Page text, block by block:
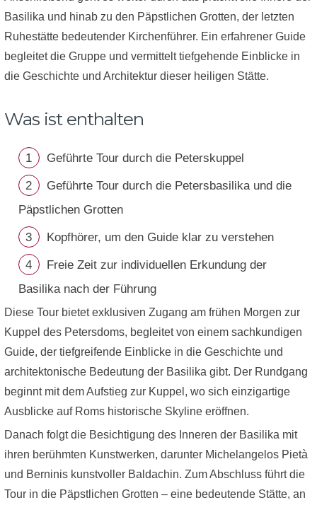
Basilika und hinab zu den Päpstlichen Grotten, der letzten
Ruhestätte bedeutender Kirchenführer. Ein erfahrener Guide
begleitet die Gruppe und vermittelt tiefgehende Einblicke in
die Geschichte und Architektur dieser heiligen Stätte.
Was ist enthalten
Geführte Tour durch die Peterskuppel
Geführte Tour durch die Petersbasilika und die
Päpstlichen Grotten
Kopfhörer, um den Guide klar zu verstehen
Freie Zeit zur individuellen Erkundung der
Basilika nach der Führung
Diese Tour bietet exklusiven Zugang am frühen Morgen zur
Kuppel des Petersdoms, begleitet von einem sachkundigen
Guide, der tiefgreifende Einblicke in die Geschichte und
architektonische Bedeutung der Basilika gibt. Der Rundgang
beginnt mit dem Aufstieg zur Kuppel, wo sich einzigartige
Ausblicke auf Roms historische Skyline eröffnen.
Danach folgt die Besichtigung des Inneren der Basilika mit
ihren berühmten Kunstwerken, darunter Michelangelos Pietà
und Berninis kunstvoller Baldachin. Zum Abschluss führt die
Tour in die Päpstlichen Grotten – eine bedeutende Stätte, an